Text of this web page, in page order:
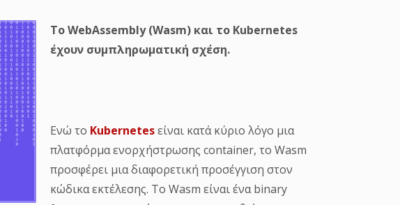
Το WebAssembly (Wasm) και το Kubernetes
έχουν συμπληρωματική σχέση.
Ενώ το Kubernetesείναι κατά κύριο λόγο μια
πλατφόρμα ενορχήστρωσης container, το Wasm
προσφέρει μια διαφορετική προσέγγιση στον
κώδικα εκτέλεσης. Το Wasm είναι ένα binary